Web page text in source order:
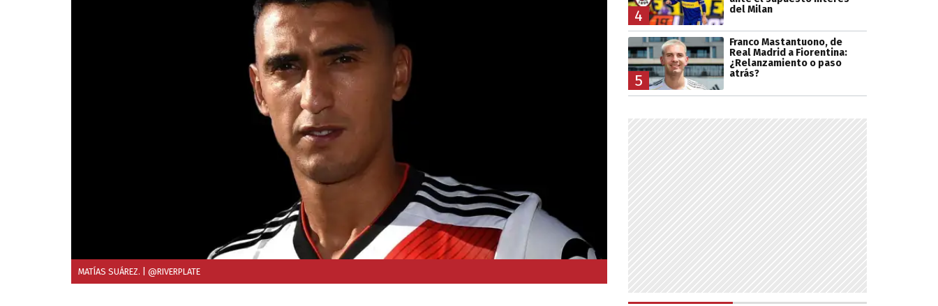
MATÍAS SUÁREZ. | @RIVERPLATE
4
del Milan
5
Franco Mastantuono, de
Real Madrid a Fiorentina:
¿Relanzamiento o paso
atrás?